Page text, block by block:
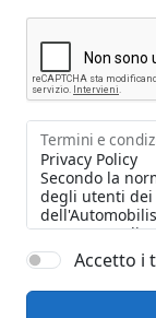
Termini e
Accetto i